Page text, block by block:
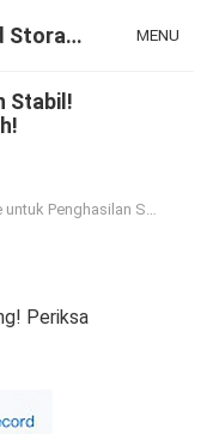
TeraBox Blog | 1TB Free Cloud Storage & All-in-One AI Space MENU
Stabil!
Stabil! $5000/Bulan atau Bahkan Lebih!
Periksa